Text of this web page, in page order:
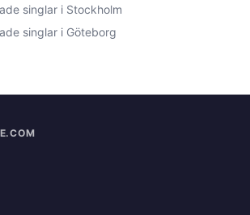
singlar i Stockholm
singlar i Göteborg